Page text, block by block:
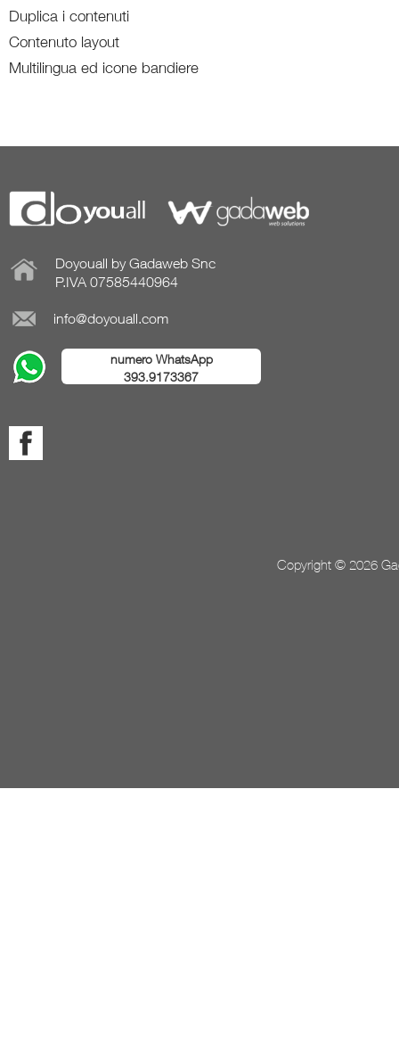
Duplica i contenuti
Contenuto layout
Multilingua ed icone bandiere
Doyouall by Gadaweb Snc
P.IVA 07585440964
info@doyouall.com
numero WhatsApp
393.9173367
Copyright © 2026